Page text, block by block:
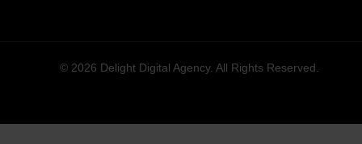
© 2026 Delight Digital Agency. All Rights Reserved.